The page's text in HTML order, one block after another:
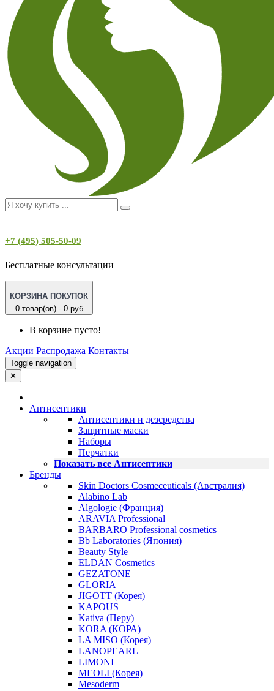
+7 (495) 505-50-09
Бесплатные консультации
КОРЗИНА ПОКУПОК
0 товар(ов) - 0 руб
В корзине пусто!
Акции Распродажа Контакты
Toggle navigation
✕
Антисептики
Антисептики и дезсредства
Защитные маски
Наборы
Перчатки
Показать все Антисептики
Бренды
Skin Doctors Cosmeceuticals (Австралия)
Alabino Lab
Algologie (Франция)
ARAVIA Professional
BARBARO Professional cosmetics
Bb Laboratories (Япония)
Beauty Style
ELDAN Cosmetics
GEZATONE
GLORIA
JIGOTT (Корея)
KAPOUS
Kativa (Перу)
KORA (КОРА)
LA MISO (Корея)
LANOPEARL
LIMONI
MEOLI (Корея)
Mesoderm